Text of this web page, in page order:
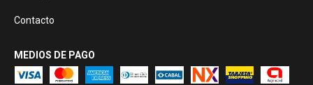
Contacto
MEDIOS DE PAGO